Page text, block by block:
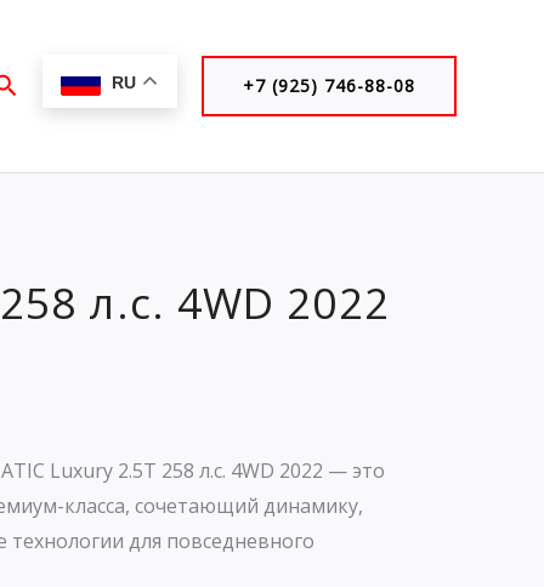
RU +7 (925) 746-88-08
л.с. 4WD 2022
Luxury 2.5T 258 л.с. 4WD 2022 — это
класса, сочетающий динамику,
для повседневного